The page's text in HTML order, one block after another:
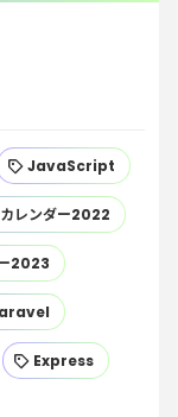
JavaScript
レンダー2022
2023
Express